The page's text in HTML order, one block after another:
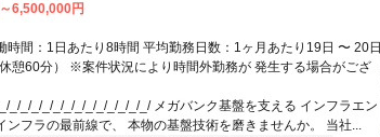
6,500,000円
時間：1日あたり8時間 平均勤務日数：1ヶ月あたり19日 〜 20日
憩60分） ※案件状況により時間外勤務が 発生する場合がござ
_/_/_/_/_/_/_/_/_/_/_/_/_/ メガバンク基盤を支える インフラエン
ンフラの最前線で、 本物の基盤技術を磨きませんか。 当社...